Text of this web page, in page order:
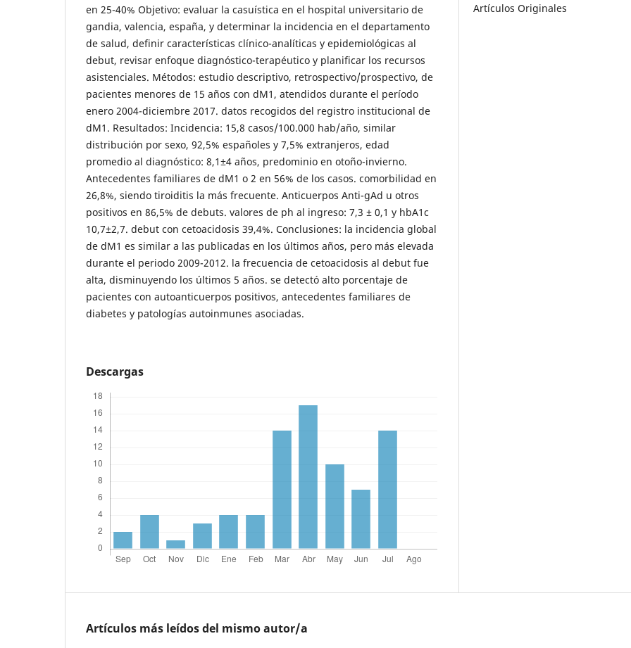
en 25-40% Objetivo: evaluar la casuística en el hospital universitario de
gandia, valencia, españa, y determinar la incidencia en el departamento
de salud, definir características clínico-analíticas y epidemiológicas al
debut, revisar enfoque diagnóstico-terapéutico y planificar los recursos
asistenciales. Métodos: estudio descriptivo, retrospectivo/prospectivo, de
pacientes menores de 15 años con dM1, atendidos durante el período
enero 2004-diciembre 2017. datos recogidos del registro institucional de
dM1. Resultados: Incidencia: 15,8 casos/100.000 hab/año, similar
distribución por sexo, 92,5% españoles y 7,5% extranjeros, edad
promedio al diagnóstico: 8,1±4 años, predominio en otoño-invierno.
Antecedentes familiares de dM1 o 2 en 56% de los casos. comorbilidad en
26,8%, siendo tiroiditis la más frecuente. Anticuerpos Anti-gAd u otros
positivos en 86,5% de debuts. valores de ph al ingreso: 7,3 ± 0,1 y hbA1c
10,7±2,7. debut con cetoacidosis 39,4%. Conclusiones: la incidencia global
de dM1 es similar a las publicadas en los últimos años, pero más elevada
durante el periodo 2009-2012. la frecuencia de cetoacidosis al debut fue
alta, disminuyendo los últimos 5 años. se detectó alto porcentaje de
pacientes con autoanticuerpos positivos, antecedentes familiares de
diabetes y patologías autoinmunes asociadas.
Descargas
Artículos Originales
Artículos más leídos del mismo autor/a